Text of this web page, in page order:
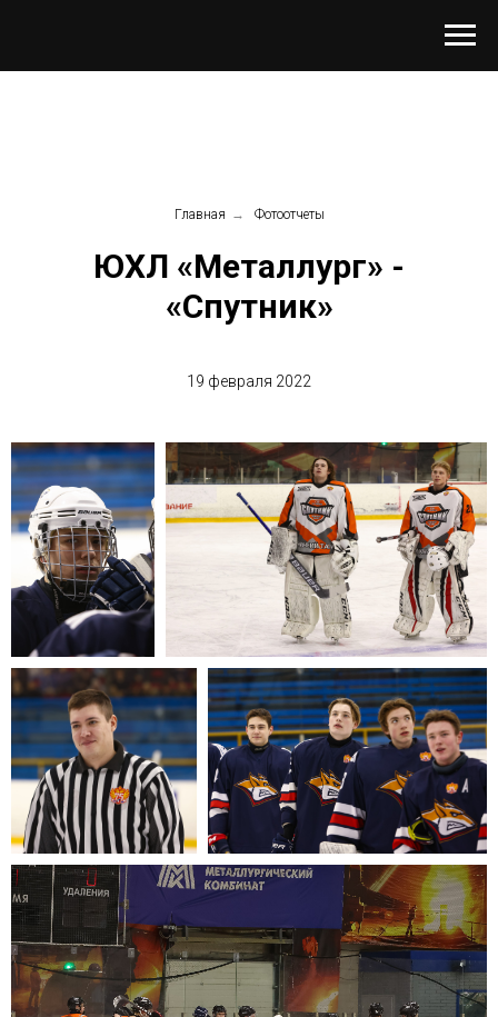
Главная → Фотоотчеты
ЮХЛ «Металлург» -
«Спутник»
19 февраля 2022